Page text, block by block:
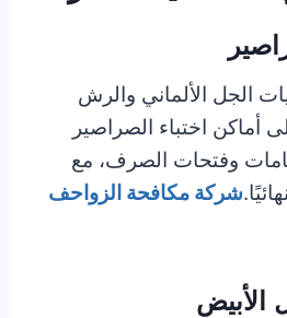
الجل الألماني والرش
أماكن اختباء الصراصير
وفتحات الصرف، مع
شركة مكافحة الزواحف